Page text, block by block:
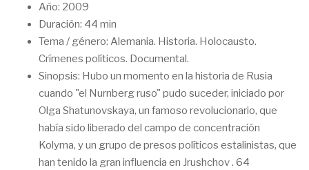
Año: 2009
Duración: 44 min
Tema / género: Alemania. Historia. Holocausto.
Crímenes políticos. Documental.
Sinopsis: Hubo un momento en la historia de Rusia
cuando "el Nurnberg ruso" pudo suceder, iniciado por
Olga Shatunovskaya, un famoso revolucionario, que
había sido liberado del campo de concentración
Kolyma, y un grupo de presos políticos estalinistas, que
han tenido la gran influencia en Jrushchov . 64